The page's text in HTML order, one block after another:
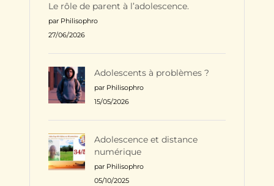
Le rôle de parent à l’adolescence.
par Philisophro
27/06/2026
Adolescents à problèmes ?
par Philisophro
15/05/2026
Adolescence et distance
numérique
par Philisophro
05/10/2025